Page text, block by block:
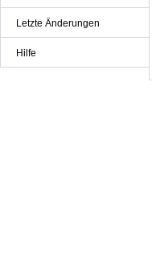
Letzte Änderungen
Hilfe